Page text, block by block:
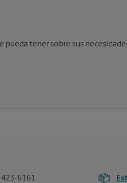
tener sobre sus
423-6161